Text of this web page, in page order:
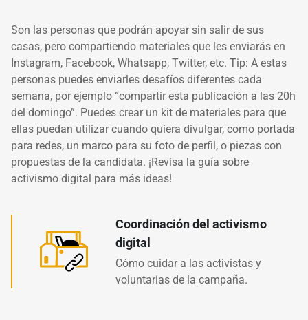
Son las personas que podrán apoyar sin salir de sus
casas, pero compartiendo materiales que les enviarás en
Instagram, Facebook, Whatsapp, Twitter, etc. Tip: A estas
personas puedes enviarles desafíos diferentes cada
semana, por ejemplo “compartir esta publicación a las 20h
del domingo”. Puedes crear un kit de materiales para que
ellas puedan utilizar cuando quiera divulgar, como portada
para redes, un marco para su foto de perfil, o piezas con
propuestas de la candidata. ¡Revisa la guía sobre
activismo digital para más ideas!
Coordinación del activismo
digital
Cómo cuidar a las activistas y
voluntarias de la campaña.